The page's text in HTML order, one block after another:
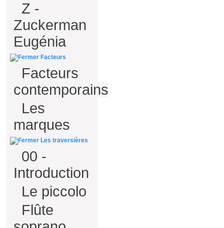
Z -
Zuckerman
Eugénia
Facteurs
Facteurs
contemporains
Les
marques
Les traversières
00 -
Introduction
Le piccolo
Flûte